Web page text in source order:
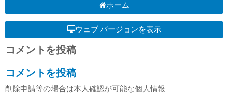
ホーム
ウェブ バージョンを表示
コメントを投稿
コメントを投稿
削除申請等の場合は本人確認が可能な個人情報